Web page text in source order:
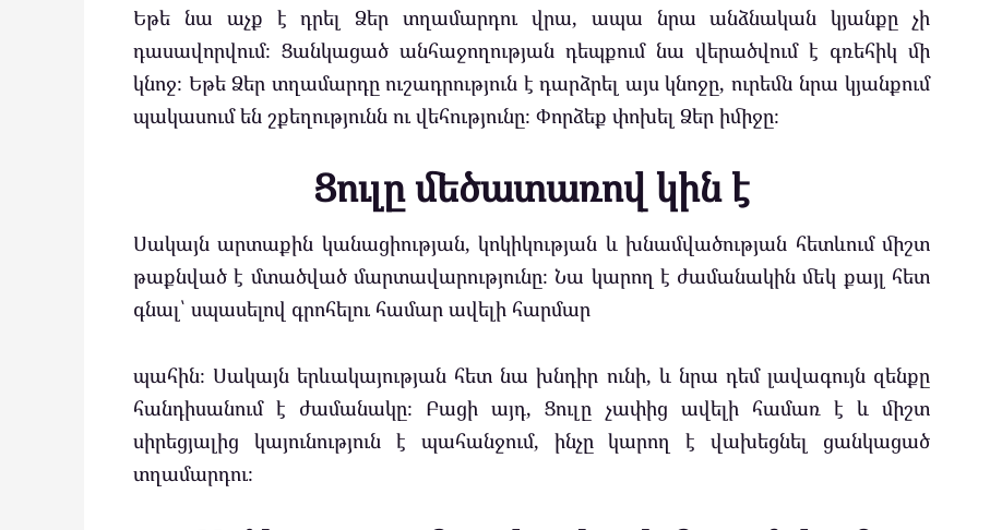
Եթե նա աչք է դրել Ձեր տղամարդու վրա, ապա նրա անձնական կյանքը չի
դասավորվում։ Ցանկացած անհաջողության դեպքում նա վերածվում է գռեհիկ մի
կնոջ։ Եթե Ձեր տղամարդը ուշադրություն է դարձրել այս կնոջը, ուրեմն նրա կյանքում
պակասում են շքեղությունն ու վեհությունը։ Փորձեք փոխել Ձեր իմիջը։
Ցուլը մեծատառով կին է
Սակայն արտաքին կանացիության, կոկիկության և խնամվածության հետևում միշտ
թաքնված է մտածված մարտավարությունը։ Նա կարող է ժամանակին մեկ քայլ հետ
գնալ՝ սպասելով գրոհելու համար ավելի հարմար
պահին։ Սակայն երևակայության հետ նա խնդիր ունի, և նրա դեմ լավագույն զենքը
հանդիսանում է ժամանակը։ Բացի այդ, Ցուլը չափից ավելի համառ է և միշտ
սիրեցյալից կայունություն է պահանջում, ինչը կարող է վախեցնել ցանկացած
տղամարդու։